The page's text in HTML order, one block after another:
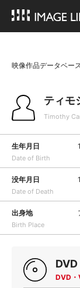
映像作品データベー
ティモ
Timothy
生年月日
Date of Birth
没年月日
Date of Death
出身地
Birth Place
DVD